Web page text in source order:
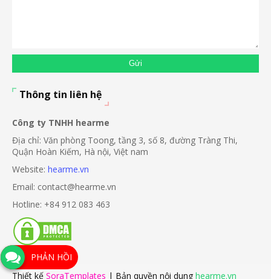
Thông tin liên hệ
Công ty TNHH hearme
Địa chỉ: Văn phòng Toong, tầng 3, số 8, đường Tràng Thi,
Quận Hoàn Kiếm, Hà nội, Việt nam
Website: hearme.vn
Email: contact@hearme.vn
Hotline: +84 912 083 463
Thiết kế SoraTemplates | Bản quyền nội dung hearme.vn
PHẢN HỒI